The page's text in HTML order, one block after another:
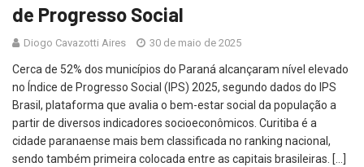
de Progresso Social
Diogo Cavazotti Aires 30 de maio de 2025
Cerca de 52% dos municípios do Paraná alcançaram nível elevado
no Índice de Progresso Social (IPS) 2025, segundo dados do IPS
Brasil, plataforma que avalia o bem-estar social da população a
partir de diversos indicadores socioeconômicos. Curitiba é a
cidade paranaense mais bem classificada no ranking nacional,
sendo também primeira colocada entre as capitais brasileiras. […]